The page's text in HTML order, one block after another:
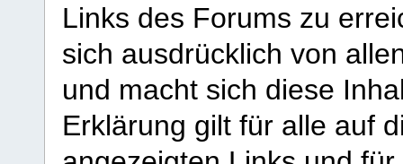
Links des Forums zu
sich ausdrücklich von
und macht sich diese
Erklärung gilt für alle auf